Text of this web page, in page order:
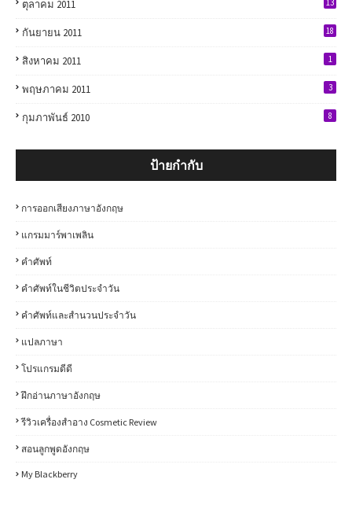
ตุลาคม 2011 13
กันยายน 2011 18
สิงหาคม 2011 1
พฤษภาคม 2011 3
กุมภาพันธ์ 2010 8
ป้ายกำกับ
การออกเสียงภาษาอังกฤษ
แกรมมาร์พาเพลิน
คำศัพท์
คำศัพท์ในชีวิตประจำวัน
คำศัพท์และสำนวนประจำวัน
แปลภาษา
โปรแกรมดีดี
ฝึกอ่านภาษาอังกฤษ
รีวิวเครื่องสำอาง Cosmetic Review
สอนลูกพูดอังกฤษ
My Blackberry